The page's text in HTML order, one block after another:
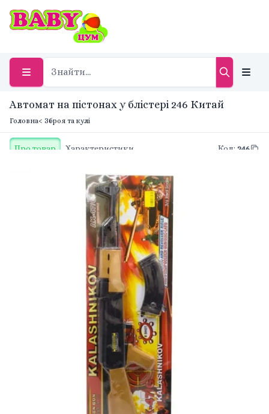
Автомат на пістонах у блістері 246 Китай
Головна< Зброя та кулі
Про товар Характеристики Код: 246